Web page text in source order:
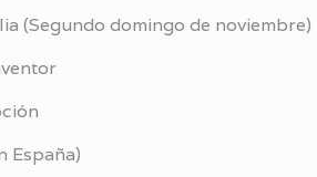
(Segundo domingo de noviembre)
España)